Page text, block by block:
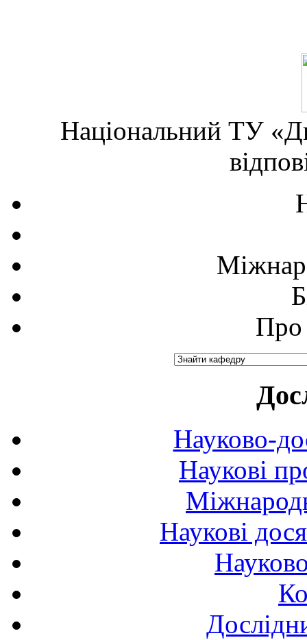
Національний ТУ
Про
Науково-
Наукові
Наукові